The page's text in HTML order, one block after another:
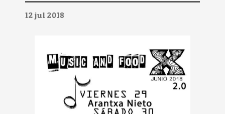
12 jul 2018